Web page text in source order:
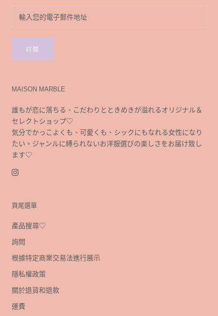
訂閱
MAISON MARBLE
誰もが恋に落ちる、こだわりとときめきが溢れるオリジナル＆
セレクトショップ♡
気分でかっこよくも、可愛くも、シックにもなれる女性になり
たい。ジャンルに縛られないお洋服選びの楽しさをお届け致し
ます♡
頁尾選單
產品搜尋♡
詢問
根據特定商業交易法進行展示
隱私權政策
關於退貨和退款
運費